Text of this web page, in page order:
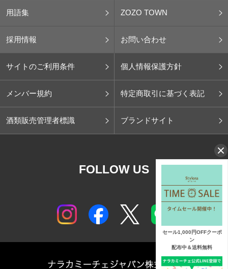
用語集 ZOZO TOWN
採用情報 お問い合わせ
サイトのご利用条件 個人情報保護方針
メンバー規約 特定商取引に基づく表記
酒類販売管理者標識 ブランドサイト
FOLLOW US
セール1,000円OFFクーポ
ン
配布中＆送料無料